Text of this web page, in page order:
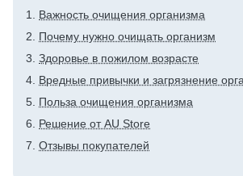
Важность очищения организма
Почему нужно очищать организм
Здоровье в пожилом возрасте
Вредные привычки и загрязнение
Польза очищения организма
Решение от AU Store
Отзывы покупателей